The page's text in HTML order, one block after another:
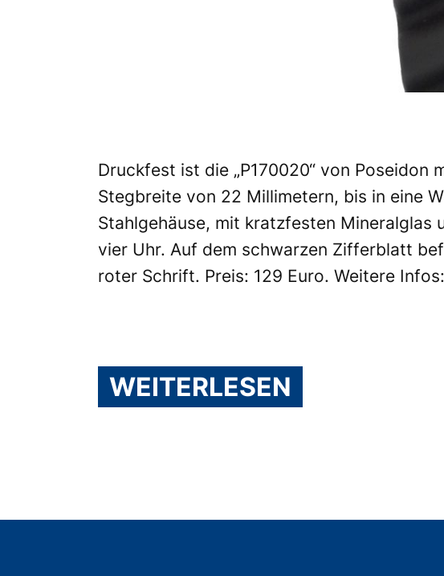
Druckfest ist die „P170020“ von Poseidon
Stegbreite von 22 Millimetern, bis in eine
Stahlgehäuse, mit kratzfesten Mineralglas
vier Uhr. Auf dem schwarzen Zifferblatt
roter Schrift. Preis: 129 Euro. Weitere Infos:
WEITERLESEN